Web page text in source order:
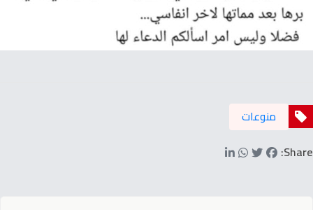
منوعات
Share: